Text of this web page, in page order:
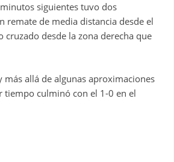
siguientes tuvo dos
remate de media distancia desde el
desde la zona derecha que
allá de algunas aproximaciones
tiempo culminó con el 1-0 en el